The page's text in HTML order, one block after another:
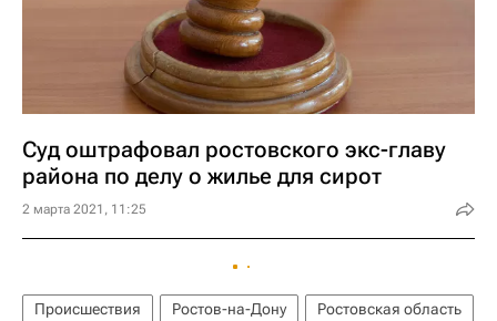
Суд оштрафовал ростовского экс-главу
района по делу о жилье для сирот
2 марта 2021, 11:25
Происшествия Ростов-на-Дону
Ростовская область